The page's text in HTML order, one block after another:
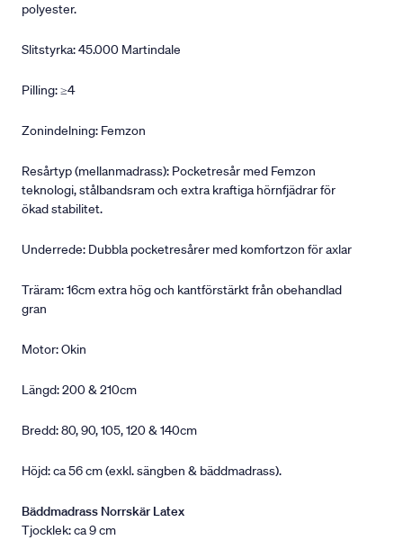
polyester.
Slitstyrka: 45.000 Martindale
Pilling: ≥4
Zonindelning: Femzon
Resårtyp (mellanmadrass): Pocketresår med Femzon
teknologi, stålbandsram och extra kraftiga hörnfjädrar för
ökad stabilitet.
Underrede: Dubbla pocketresårer med komfortzon för axlar
Träram: 16cm extra hög och kantförstärkt från obehandlad
gran
Motor: Okin
Längd: 200 & 210cm
Bredd: 80, 90, 105, 120 & 140cm
Höjd: ca 56 cm (exkl. sängben & bäddmadrass).
Bäddmadrass Norrskär Latex
Tjocklek: ca 9 cm